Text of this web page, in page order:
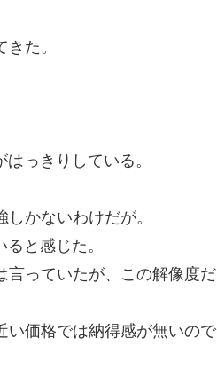
た。
っきりしている。
かないわけだが。
と感じた。
言っていたが、この解像度だ
い価格では納得感が無いので